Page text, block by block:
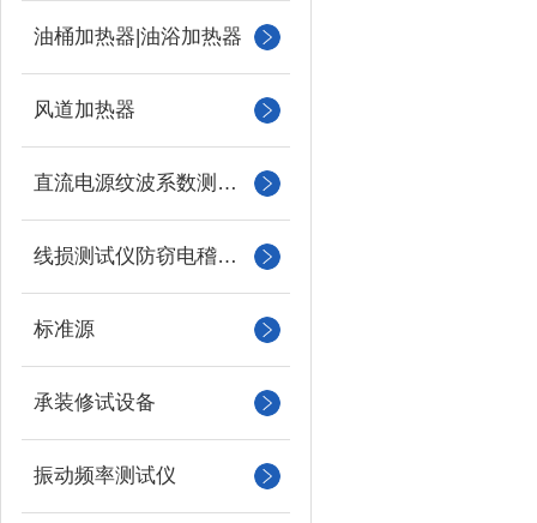
油桶加热器|油浴加热器
风道加热器
直流电源纹波系数测试仪
线损测试仪防窃电稽查仪
标准源
承装修试设备
振动频率测试仪